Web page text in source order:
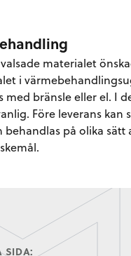
materialet
i
med bränsle eller el. I
Före leverans kan
behandlas på olika sätt
SIDA: